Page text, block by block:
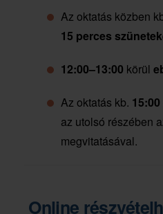
Az oktatás közben
15 perces
12:00–13:00 körül
Az oktatás kb. 15:00
az utolsó részében
megvitatásával.
Online